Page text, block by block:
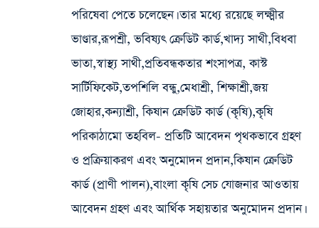
পরিষেবা পেতে চলেছেন। তার মধ্যে রয়েছে লক্ষ্মীর
ভাণ্ডার,রূপশ্রী, ভবিষ্যৎ ক্রেডিট কার্ড,খাদ্য সাথী,বিধবা
ভাতা,স্বাস্থ্য সাথী,প্রতিবন্ধকতার শংসাপত্র, কাস্ট
সার্টিফিকেট,তপশিলি বন্ধু,মেধাশ্রী, শিক্ষাশ্রী,জয়
জোহার,কন্যাশ্রী, কিষান ক্রেডিট কার্ড (কৃষি),কৃষি
পরিকাঠামো তহবিল- প্রতিটি আবেদন পৃথকভাবে গ্রহণ
ও প্রক্রিয়াকরণ এবং অনুমোদন প্রদান,কিষান ক্রেডিট
কার্ড (প্রাণী পালন),বাংলা কৃষি সেচ যোজনার আওতায়
আবেদন গ্রহণ এবং আর্থিক সহায়তার অনুমোদন প্রদান।